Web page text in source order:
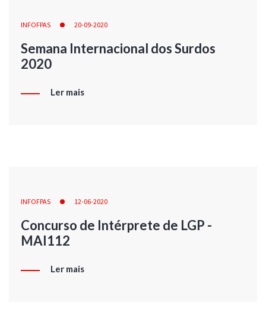
INFOFPAS 20-09-2020
Semana Internacional dos Surdos
2020
Ler mais
INFOFPAS 12-06-2020
Concurso de Intérprete de LGP -
MAI112
Ler mais